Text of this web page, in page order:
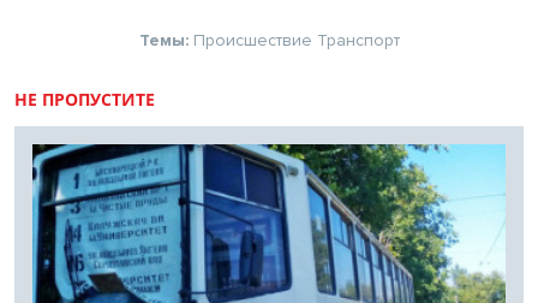
Темы: Происшествие Транспорт
НЕ ПРОПУСТИТЕ